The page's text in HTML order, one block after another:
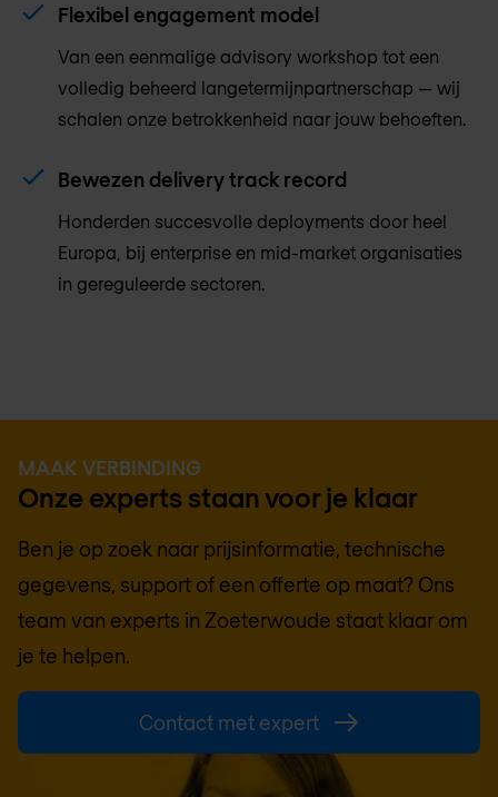
Flexibel engagement model
Van een eenmalige advisory workshop tot een
volledig beheerd langetermijnpartnerschap — wij
schalen onze betrokkenheid naar jouw behoeften.
Bewezen delivery track record
Honderden succesvolle deployments door heel
Europa, bij enterprise en mid-market organisaties
in gereguleerde sectoren.
MAAK VERBINDING
Onze experts staan voor je klaar
Ben je op zoek naar prijsinformatie, technische
gegevens, support of een offerte op maat? Ons
team van experts in Zoeterwoude staat klaar om
je te helpen.
Contact met expert